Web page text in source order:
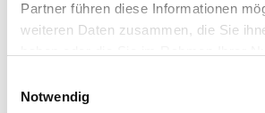
Partner führen diese Informationen
weiteren Daten zusammen, die Sie
Cookies, wenn Sie unsere Webseite
Notwendig
FUN SPORTS TOBIAS GEHRKE